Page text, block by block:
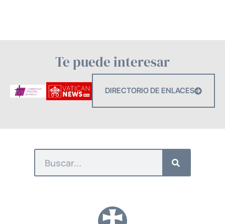
Te puede interesar
DIRECTORIO DE ENLACES